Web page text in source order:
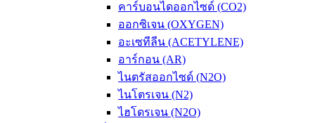
คาร์บอนไดออกไซด์ (CO2)
ออกซิเจน (OXYGEN)
อะเซทีลีน (ACETYLENE)
อาร์กอน (AR)
ไนตรัสออกไซด์ (N2O)
ไนโตรเจน (N2)
ไฮโดรเจน (N2O)